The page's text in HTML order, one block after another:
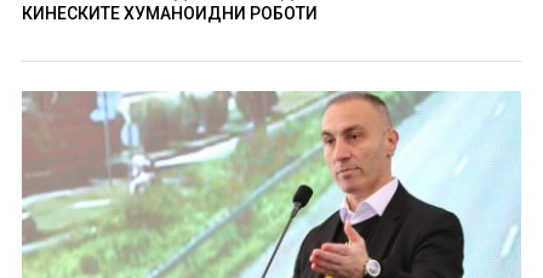
КИНЕСКИТЕ ХУМАНОИДНИ РОБОТИ